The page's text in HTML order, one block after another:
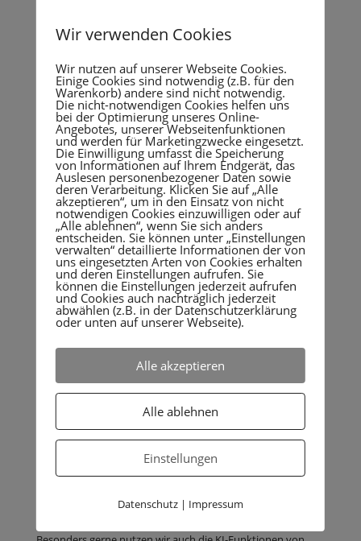
eine Einführung in dieses Thema. In Modul 1 geht es um die
kritischen Auseinandersetzung mit KI im Bildungsbereich
und in den Modulen 3 und 4 werden diverse KI-Tools für die
Unterrichtsvorbereitung und Erstellung von
Unterrichtsmaterialien vorgestellt und angewendet.
Die Absolvierung ist online, komplett zeit- und
ortsunabhängig möglich und nimmt in etwa 8 Stunden in
Anspruch. Der Einstieg kann jederzeit erfolgen. Besonders
geeignet ist dieser Kurs für Lehrer:innen, Trainer:innen und
Personen im Bereich der betrieblichen Weiterbildung,
welche Künstliche Intelligenz als Assistenz für ihre
Unterrichtstätigkeiten nutzen wollen. Weitere
Informationen dazu gibt es auf unserer Homepage
https://www.bildungsgestalter.at/kurs/ki-fuer-den-
bildungsbereich/.
Doch wir geben unser Wissen in diesem Bereich nicht nur
weiter, sondern wenden es auch selbst für unsere Zwecke
Wir nutzen Künstliche Intelligenz selbst an der
Humboldt Matura-Schule
Für die Erstellung von Texten lassen wir uns gerne von
https://copilot.microsoft.com/
Marketing einen großen Nutzen.
Wir verwenden Cookies
Wir nutzen auf unserer Webseite Cookies.
Einige Cookies sind notwendig (z.B. für den
Warenkorb) andere sind nicht notwendig.
Die nicht-notwendigen Cookies helfen uns
bei der Optimierung unseres Online-
Angebotes, unserer Webseitenfunktionen
und werden für Marketingzwecke eingesetzt.
Die Einwilligung umfasst die Speicherung
von Informationen auf Ihrem Endgerät, das
Auslesen personenbezogener Daten sowie
deren Verarbeitung. Klicken Sie auf „Alle
akzeptieren“, um in den Einsatz von nicht
notwendigen Cookies einzuwilligen oder auf
„Alle ablehnen“, wenn Sie sich anders
entscheiden. Sie können unter „Einstellungen
verwalten“ detaillierte Informationen der von
uns eingesetzten Arten von Cookies erhalten
und deren Einstellungen aufrufen. Sie
können die Einstellungen jederzeit aufrufen
und Cookies auch nachträglich jederzeit
abwählen (z.B. in der Datenschutzerklärung
oder unten auf unserer Webseite).
Alle akzeptieren
Alle ablehnen
Einstellungen
Datenschutz| Impressum